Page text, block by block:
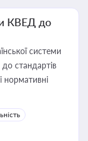
КВЕД до
системи
до стандартів
нормативні